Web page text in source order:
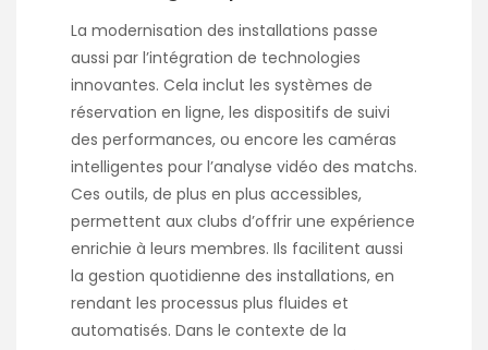
La modernisation des installations passe
aussi par l’intégration de technologies
innovantes. Cela inclut les systèmes de
réservation en ligne, les dispositifs de suivi
des performances, ou encore les caméras
intelligentes pour l’analyse vidéo des matchs.
Ces outils, de plus en plus accessibles,
permettent aux clubs d’offrir une expérience
enrichie à leurs membres. Ils facilitent aussi
la gestion quotidienne des installations, en
rendant les processus plus fluides et
automatisés. Dans le contexte de la